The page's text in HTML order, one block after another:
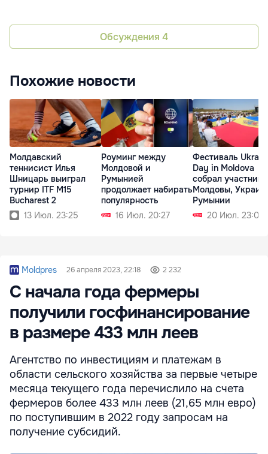
Обсуждения 4
Похожие новости
Молдавский
теннисист Илья
Шницарь выиграл
турнир ITF M15
Bucharest 2
13 Июл. 23:25
Роуминг между
Молдовой и
Румынией
продолжает набирать
популярность
16 Июл. 20:27
Фестиваль
Day in Moldova
собрал
Молдовы,
Румынии
20 Июл. 23:06
Moldpres 26 апреля 2023, 22:18 2 232
С начала года фермеры
получили госфинансирование
в размере 433 млн леев
Агентство по инвестициям и платежам в
области сельского хозяйства за первые четыре
месяца текущего года перечислило на счета
фермеров более 433 млн леев (21,65 млн евро)
по поступившим в 2022 году запросам на
получение субсидий.